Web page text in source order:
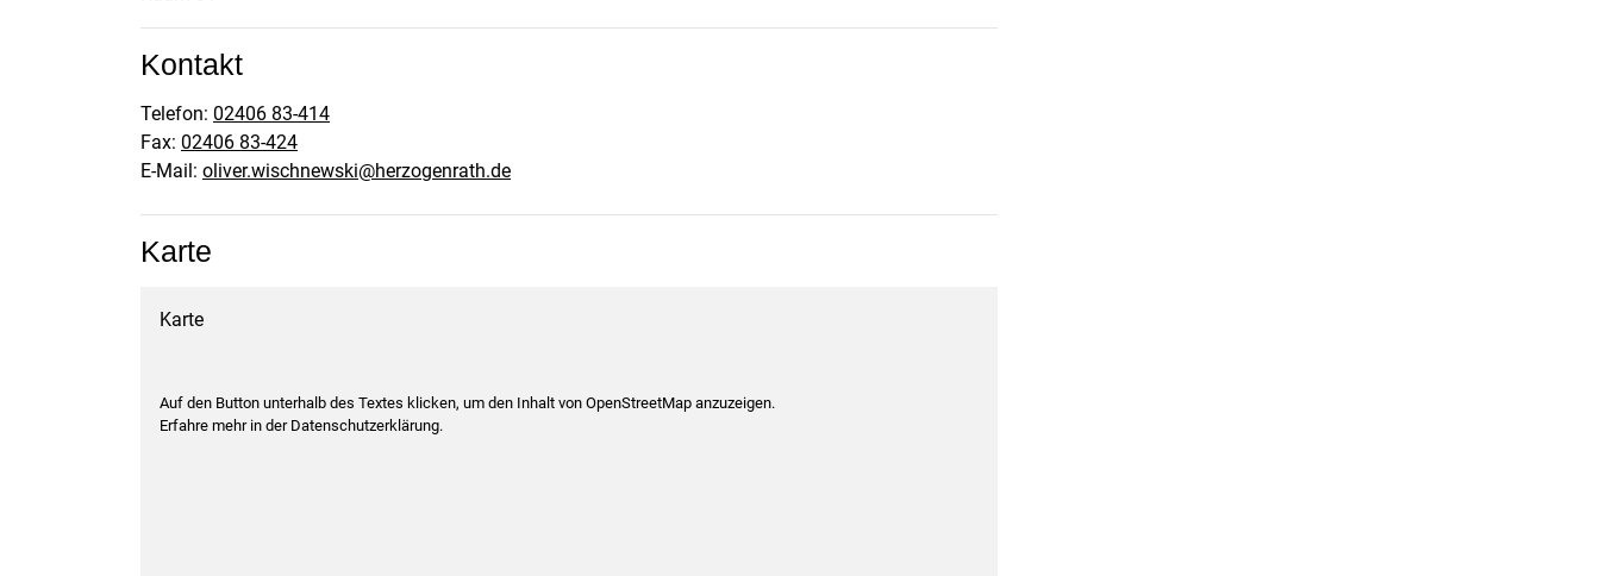
Kontakt
Telefon: 02406 83-414
Fax: 02406 83-424
E-Mail: oliver.wischnewski@herzogenrath.de
Karte
Karte
Auf den Button unterhalb des Textes klicken, um den Inhalt von OpenStreetMap anzuzeigen.
Erfahre mehr in der Datenschutzerklärung.